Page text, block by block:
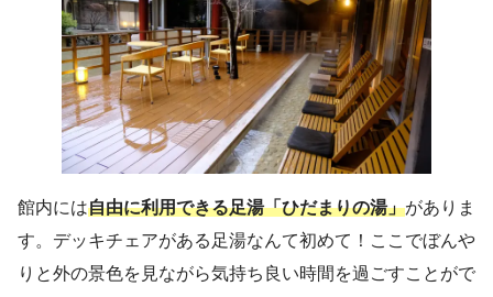
館内には自由に利用できる足湯「ひだまりの湯」がありま
す。デッキチェアがある足湯なんて初めて！ここでぼんや
りと外の景色を見ながら気持ち良い時間を過ごすことがで